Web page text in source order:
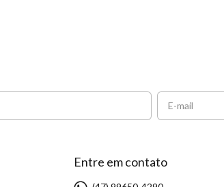
Entre em contato